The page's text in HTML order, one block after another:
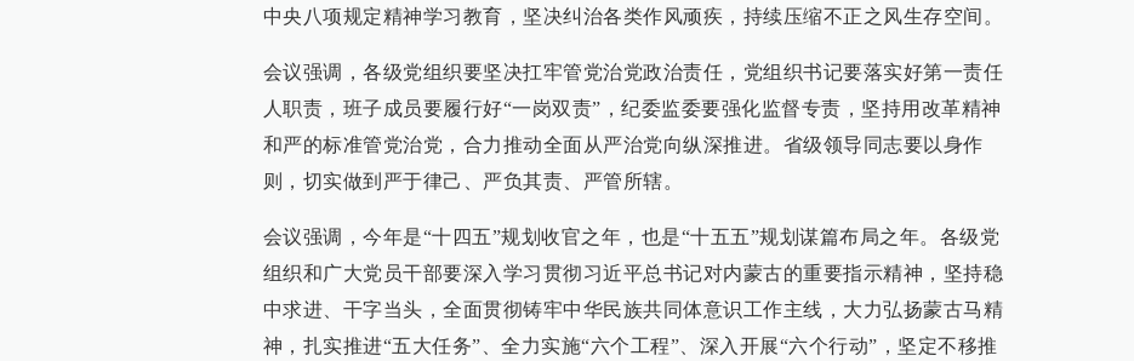
中央八项规定精神学习教育，坚决纠治各类作风顽疾，持续压缩不正之风生存空间。
会议强调，各级党组织要坚决扛牢管党治党政治责任，党组织书记要落实好第一责任
人职责，班子成员要履行好“一岗双责”，纪委监委要强化监督专责，坚持用改革精神
和严的标准管党治党，合力推动全面从严治党向纵深推进。省级领导同志要以身作
则，切实做到严于律己、严负其责、严管所辖。
会议强调，今年是“十四五”规划收官之年，也是“十五五”规划谋篇布局之年。各级党
组织和广大党员干部要深入学习贯彻习近平总书记对内蒙古的重要指示精神，坚持稳
中求进、干字当头，全面贯彻铸牢中华民族共同体意识工作主线，大力弘扬蒙古马精
神，扎实推进“五大任务”、全力实施“六个工程”、深入开展“六个行动”，坚定不移推